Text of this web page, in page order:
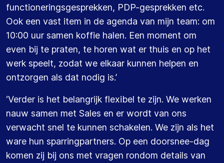
functioneringsgesprekken, PDP-gesprekken etc.
Ook een vast item in de agenda van mijn team: om
10:00 uur samen koffie halen. Een moment om
even bij te praten, te horen wat er thuis en op het
werk speelt, zodat we elkaar kunnen helpen en
ontzorgen als dat nodig is.’
‘Verder is het belangrijk flexibel te zijn. We werken
nauw samen met Sales en er wordt van ons
verwacht snel te kunnen schakelen. We zijn als het
ware hun sparringpartners. Op een doorsnee-dag
komen zij bij ons met vragen rondom details van